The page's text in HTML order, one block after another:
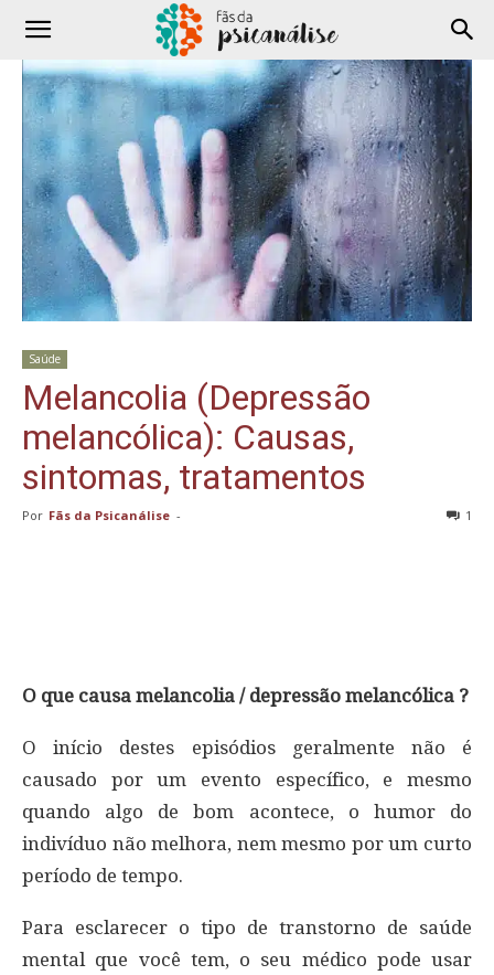
Saúde
Melancolia (Depressão
melancólica): Causas,
sintomas, tratamentos
Por Fãs da Psicanálise - 1
O que causa melancolia / depressão melancólica ?
O início destes episódios geralmente não é
causado por um evento específico, e mesmo
quando algo de bom acontece, o humor do
indivíduo não melhora, nem mesmo por um curto
período de tempo.
Para esclarecer o tipo de transtorno de saúde
mental que você tem, o seu médico pode usar